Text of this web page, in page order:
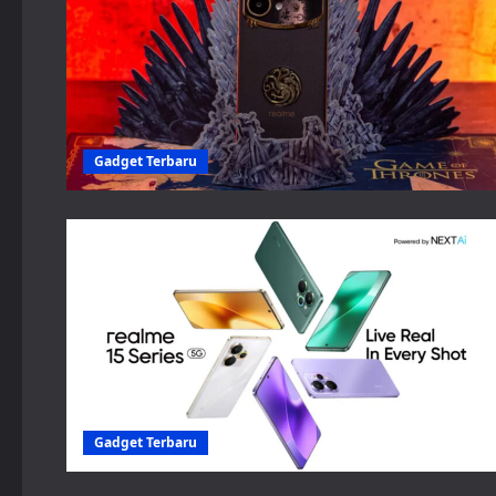
Gadget Terbaru
Gadget Terbaru